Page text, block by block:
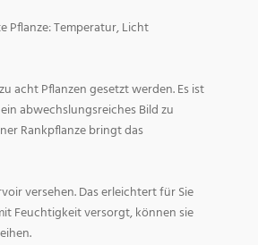
Pflanze: Temperatur, Licht
acht Pflanzen gesetzt werden. Es ist
abwechslungsreiches Bild zu
Rankpflanze bringt das
versehen. Das erleichtert für Sie
Feuchtigkeit versorgt, können sie